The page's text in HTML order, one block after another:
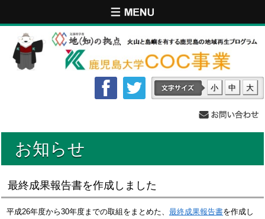
小 中 大
お知らせ
最終成果報告書を作成しました
平成26年度から30年度までの取組をまとめた、最終成果報告書を作成し